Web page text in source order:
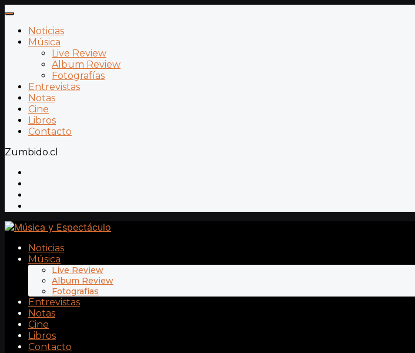
Noticias
Música
Live Review
Album Review
Fotografías
Entrevistas
Notas
Cine
Libros
Contacto
Zumbido.cl
Noticias
Música
Live Review
Album Review
Fotografías
Entrevistas
Notas
Cine
Libros
Contacto